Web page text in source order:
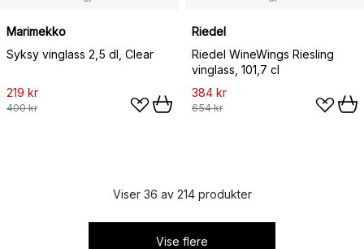
Marimekko
Syksy vinglass 2,5 dl, Clear
219 kr
400 kr
Riedel
Riedel WineWings Riesling
vinglass, 101,7 cl
384 kr
654 kr
Viser 36 av 214 produkter
Vise flere